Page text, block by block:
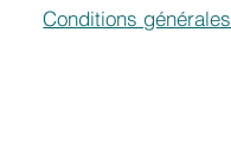
Conditions générales